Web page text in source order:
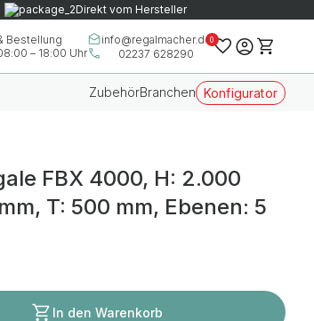
Direkt vom Hersteller
Bestellung
– 18:00 Uhr
info@regalmacher.de
02237 628290
0
ZubehörBranchen Konfigurator
FBX 4000, H: 2.000
T: 500 mm, Ebenen: 5
In den Warenkorb